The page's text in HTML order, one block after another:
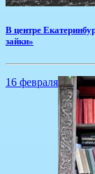
​В центре
зайки»
16 февраля